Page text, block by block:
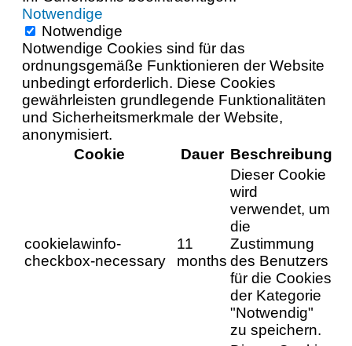
Notwendige
Notwendige
Notwendige Cookies sind für das
ordnungsgemäße Funktionieren der Website
unbedingt erforderlich. Diese Cookies
gewährleisten grundlegende Funktionalitäten
und Sicherheitsmerkmale der Website,
anonymisiert.
Cookie
Dauer Beschreibung
cookielawinfo-
checkbox-necessary
11
months
Dieser Cookie
wird
verwendet, um
die
Zustimmung
des Benutzers
für die Cookies
der Kategorie
"Notwendig"
zu speichern.